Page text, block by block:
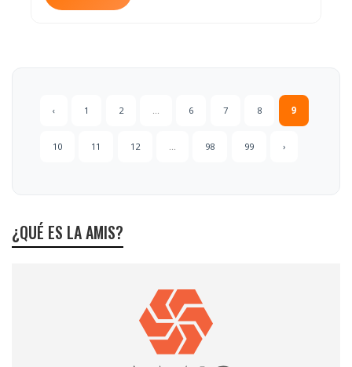
‹ 1 2 ... 6 7 8 9
10 11 12 98 99 ›
¿QUÉ ES LA AMIS?